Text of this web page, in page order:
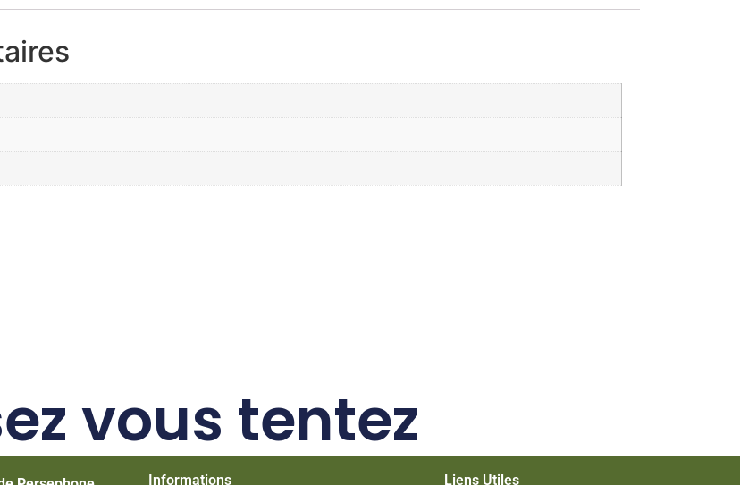
vous tentez
Informations Liens Utiles